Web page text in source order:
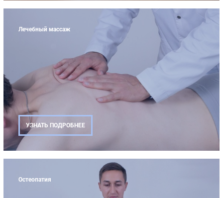
Лечебный массаж
УЗНАТЬ ПОДРОБНЕЕ
Остеопатия